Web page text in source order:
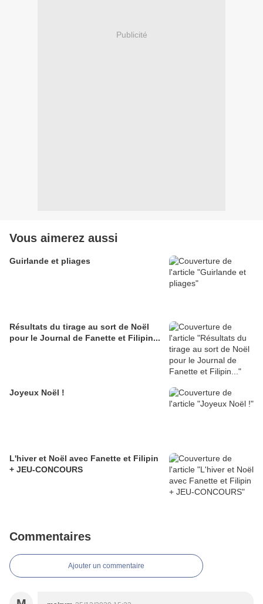
Publicité
Vous aimerez aussi
Guirlande et pliages
Résultats du tirage au sort de Noël
pour le Journal de Fanette et Filipin...
Joyeux Noël !
L'hiver et Noël avec Fanette et Filipin
+ JEU-CONCOURS
Commentaires
Ajouter un commentaire